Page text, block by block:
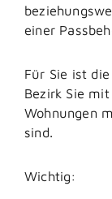
einer
Für Sie ist
Bezirk Sie
Wohnungen
sind.
Wichtig: